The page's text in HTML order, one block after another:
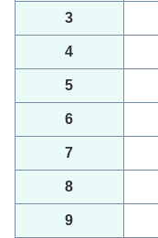
3
4
5
6
7
8
9